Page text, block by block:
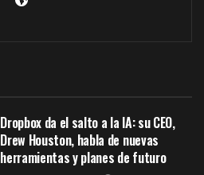
Dropbox da el salto a la IA: su CEO,
Drew Houston, habla de nuevas
herramientas y planes de futuro